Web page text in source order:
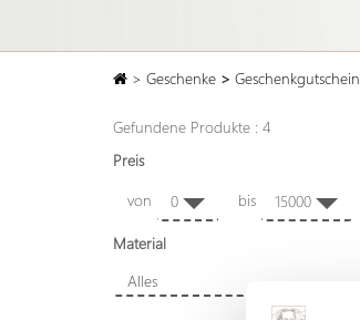
> Geschenke > Geschenkgutschein
Gefundene Produkte : 4
Preis
von 0 bis 15000
Material
Alles